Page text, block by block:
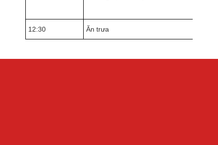
12:30 Ăn trưa